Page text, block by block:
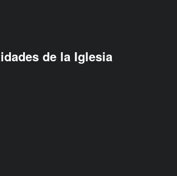
de la Iglesia